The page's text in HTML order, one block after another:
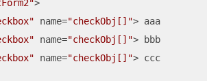
>
name="checkObj[]">
name="checkObj[]">
name="checkObj[]"> ccc